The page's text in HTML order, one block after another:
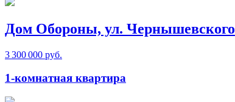
Дом Обороны, ул. Чернышевского
3 300 000 руб.
1-комнатная квартира